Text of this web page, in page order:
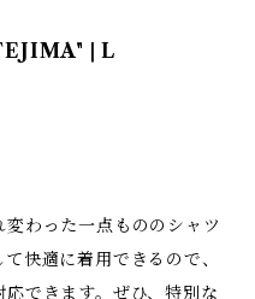
| L
わった一点もののシャツ
快適に着用できるので、
できます。ぜひ、特別な